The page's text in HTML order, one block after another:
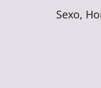
Sexo,